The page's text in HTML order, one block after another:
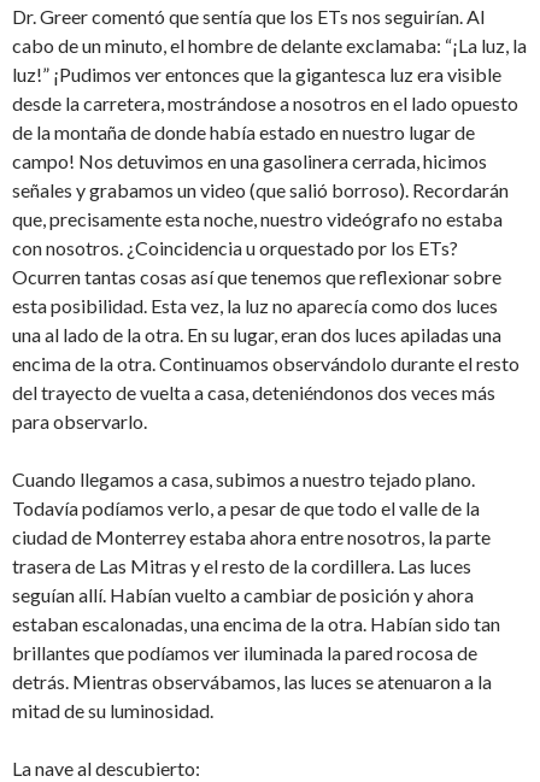
Dr. Greer comentó que sentía que los ETs nos seguirían. Al
cabo de un minuto, el hombre de delante exclamaba: “¡La luz, la
luz!” ¡Pudimos ver entonces que la gigantesca luz era visible
desde la carretera, mostrándose a nosotros en el lado opuesto
de la montaña de donde había estado en nuestro lugar de
campo! Nos detuvimos en una gasolinera cerrada, hicimos
señales y grabamos un video (que salió borroso). Recordarán
que, precisamente esta noche, nuestro videógrafo no estaba
con nosotros. ¿Coincidencia u orquestado por los ETs?
Ocurren tantas cosas así que tenemos que reflexionar sobre
esta posibilidad. Esta vez, la luz no aparecía como dos luces
una al lado de la otra. En su lugar, eran dos luces apiladas una
encima de la otra. Continuamos observándolo durante el resto
del trayecto de vuelta a casa, deteniéndonos dos veces más
para observarlo.
Cuando llegamos a casa, subimos a nuestro tejado plano.
Todavía podíamos verlo, a pesar de que todo el valle de la
ciudad de Monterrey estaba ahora entre nosotros, la parte
trasera de Las Mitras y el resto de la cordillera. Las luces
seguían allí. Habían vuelto a cambiar de posición y ahora
estaban escalonadas, una encima de la otra. Habían sido tan
brillantes que podíamos ver iluminada la pared rocosa de
detrás. Mientras observábamos, las luces se atenuaron a la
mitad de su luminosidad.
La nave al descubierto: